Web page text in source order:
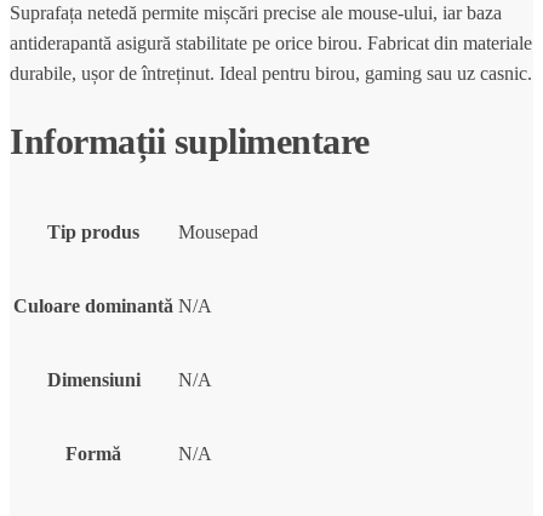
Suprafața netedă permite mișcări precise ale mouse-ului, iar baza
antiderapantă asigură stabilitate pe orice birou. Fabricat din materiale
durabile, ușor de întreținut. Ideal pentru birou, gaming sau uz casnic.
Informații suplimentare
Tip produs Mousepad
Culoare dominantă N/A
Dimensiuni N/A
Formă N/A